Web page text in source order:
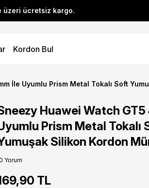
üzeri ücretsiz kargo.
%10 indirim fırsatını
ücretsiz kargo.
Kordon Bul
İle Uyumlu Prism Metal Tokalı Soft
Huawei Watch GT5
Prism Metal Tokalı
Silikon Kordon
Yorum
TL